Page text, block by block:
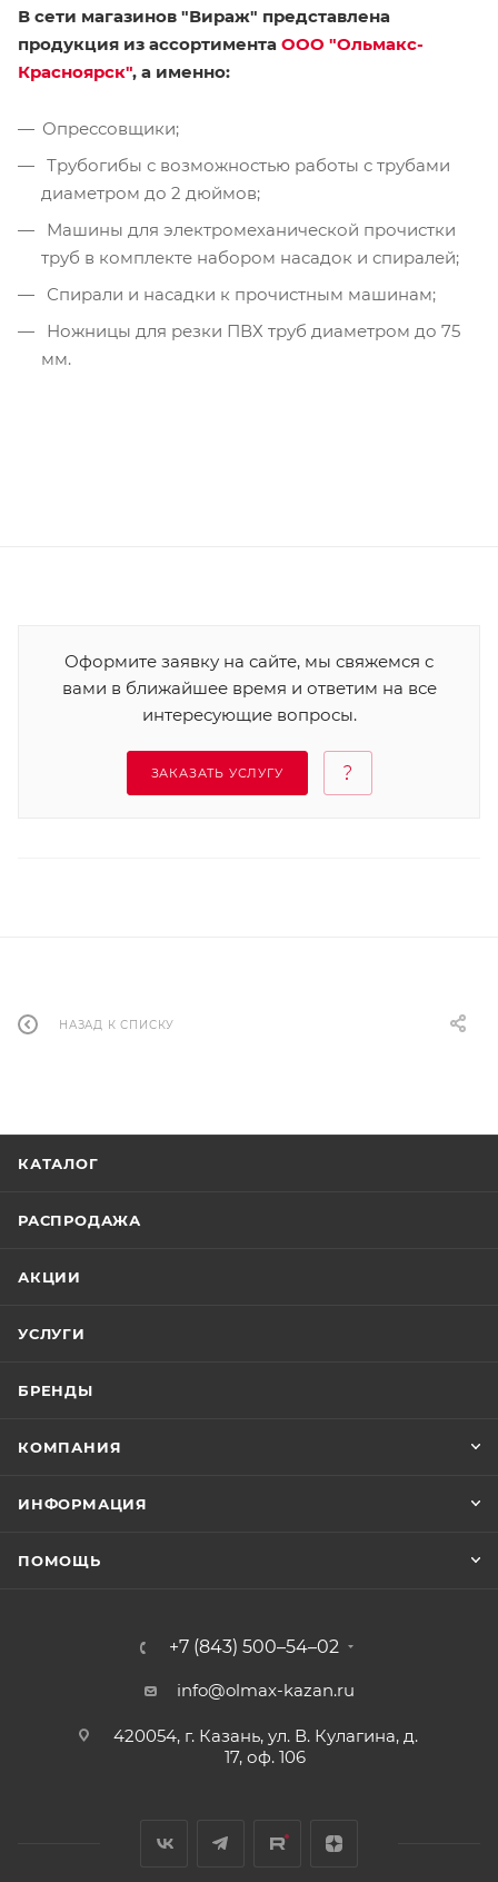
В сети магазинов "Вираж" представлена
продукция из ассортимента ООО "Ольмакс-
Красноярск", а именно:
Опрессовщики;
Трубогибы с возможностью работы с трубами
диаметром до 2 дюймов;
Машины для электромеханической прочистки
труб в комплекте набором насадок и спиралей;
Спирали и насадки к прочистным машинам;
Ножницы для резки ПВХ труб диаметром до 75
мм.
Оформите заявку на сайте, мы свяжемся с
вами в ближайшее время и ответим на все
интересующие вопросы.
ЗАКАЗАТЬ УСЛУГУ
НАЗАД К СПИСКУ
КАТАЛОГ
РАСПРОДАЖА
АКЦИИ
УСЛУГИ
БРЕНДЫ
КОМПАНИЯ
ИНФОРМАЦИЯ
ПОМОЩЬ
+7 (843) 500–54–02
info@olmax-kazan.ru
420054, г. Казань, ул. В. Кулагина, д.
17, оф. 106